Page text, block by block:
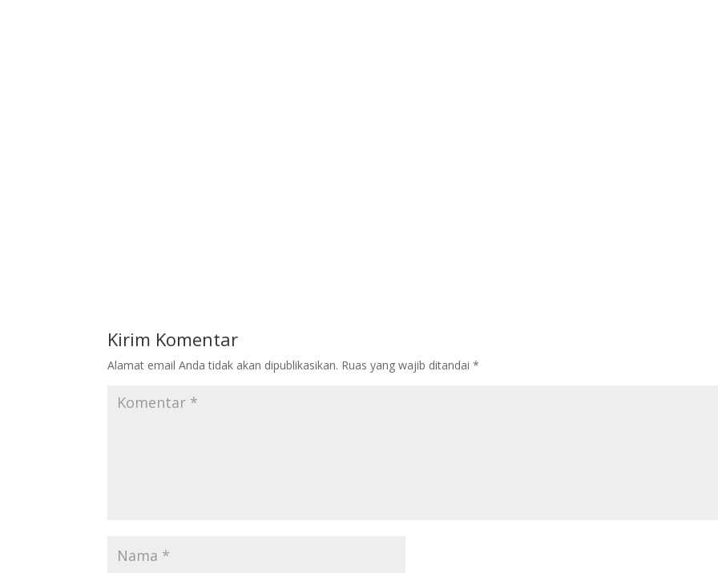
Kirim Komentar
Alamat email Anda tidak akan dipublikasikan. Ruas yang wajib ditandai*